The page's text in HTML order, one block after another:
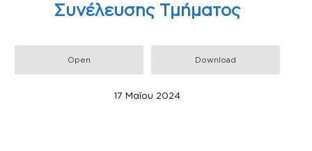
Συνέλευσης Τμήματος
Open Download
17 Μαΐου 2024